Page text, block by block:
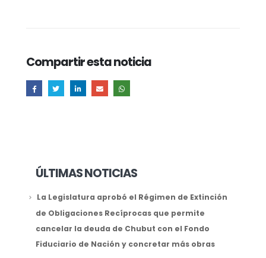
Compartir esta noticia
ÚLTIMAS NOTICIAS
La Legislatura aprobó el Régimen de Extinción
de Obligaciones Recíprocas que permite
cancelar la deuda de Chubut con el Fondo
Fiduciario de Nación y concretar más obras